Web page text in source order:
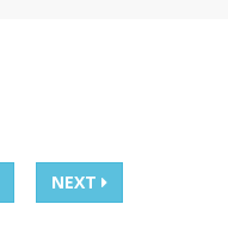
NEXT